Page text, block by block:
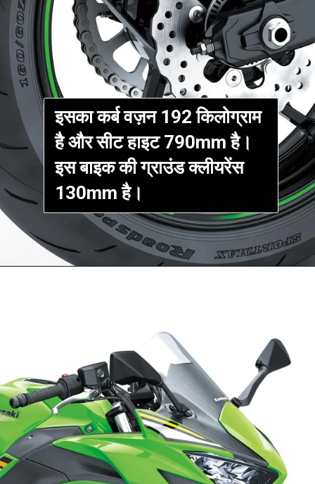
इसका कर्ब वज़न 192 किलोग्राम
है और सीट हाइट 790mm है।
इस बाइक की ग्राउंड क्लीयरेंस
130mm है।